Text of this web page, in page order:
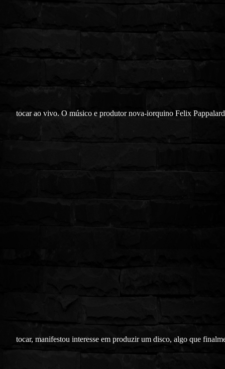
tocar ao vivo. O músico e produtor nova-iorquino Felix
tocar, manifestou interesse em produzir um disco, algo que